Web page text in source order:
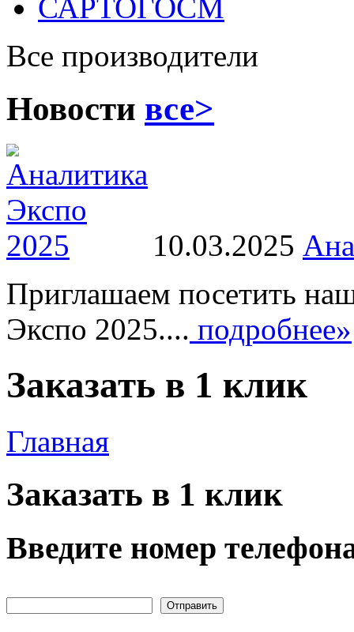
САРТОГОСМ
Все производители
Новости все>
10.03.2025
Приглашаем посетить
Экспо 2025.... подробнее»
Заказать в 1 клик
Главная
Заказать в 1 клик
Введите номер